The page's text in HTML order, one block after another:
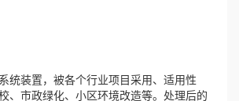
装置，被各个行业项目采用、适用性
、市政绿化、小区环境改造等。处理后的